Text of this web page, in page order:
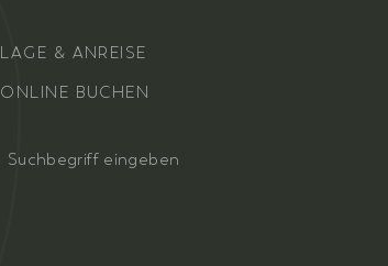
LAGE & ANREISE
ONLINE BUCHEN
Suchbegriff